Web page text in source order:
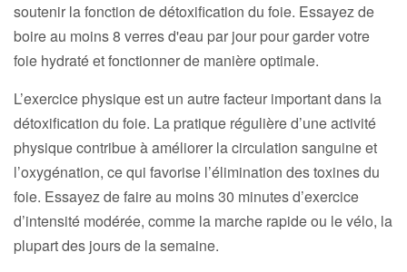
soutenir la fonction de détoxification du foie. Essayez de
boire au moins 8 verres d'eau par jour pour garder votre
foie hydraté et fonctionner de manière optimale.
L’exercice physique est un autre facteur important dans la
détoxification du foie. La pratique régulière d’une activité
physique contribue à améliorer la circulation sanguine et
l’oxygénation, ce qui favorise l’élimination des toxines du
foie. Essayez de faire au moins 30 minutes d’exercice
d’intensité modérée, comme la marche rapide ou le vélo, la
plupart des jours de la semaine.